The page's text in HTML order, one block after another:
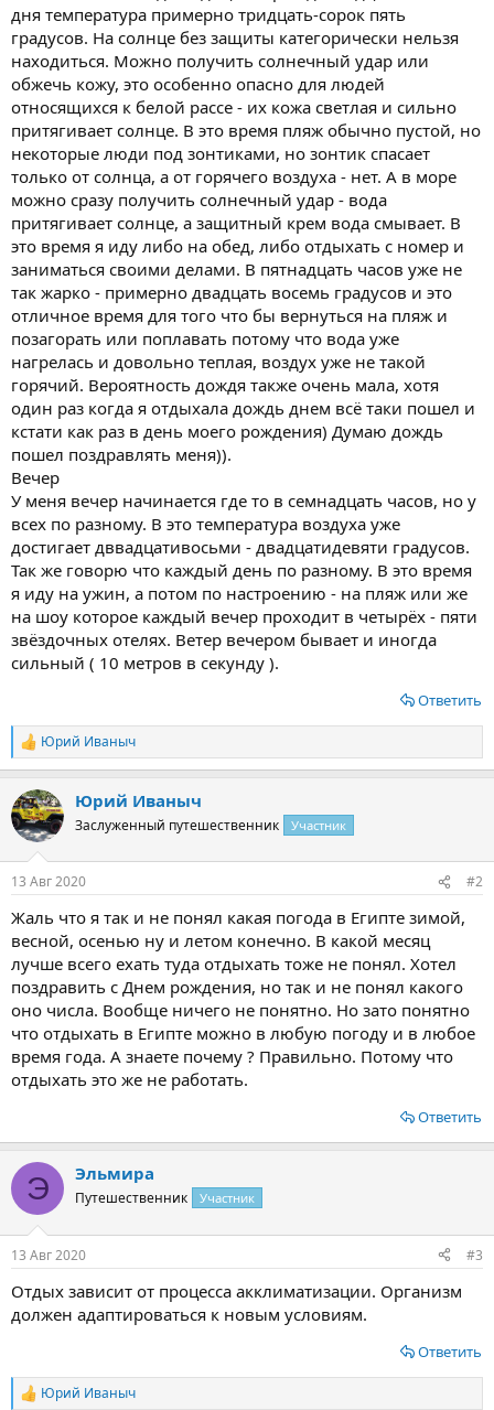
дня температура примерно тридцать-сорок пять
градусов. На солнце без защиты категорически нельзя
находиться. Можно получить солнечный удар или
обжечь кожу, это особенно опасно для людей
относящихся к белой рассе - их кожа светлая и сильно
притягивает солнце. В это время пляж обычно пустой, но
некоторые люди под зонтиками, но зонтик спасает
только от солнца, а от горячего воздуха - нет. А в море
можно сразу получить солнечный удар - вода
притягивает солнце, а защитный крем вода смывает. В
это время я иду либо на обед, либо отдыхать с номер и
заниматься своими делами. В пятнадцать часов уже не
так жарко - примерно двадцать восемь градусов и это
отличное время для того что бы вернуться на пляж и
позагорать или поплавать потому что вода уже
нагрелась и довольно теплая, воздух уже не такой
горячий. Вероятность дождя также очень мала, хотя
один раз когда я отдыхала дождь днем всё таки пошел и
кстати как раз в день моего рождения) Думаю дождь
пошел поздравлять меня)).
Вечер
У меня вечер начинается где то в семнадцать часов, но у
всех по разному. В это температура воздуха уже
достигает дввадцативосьми - двадцатидевяти градусов.
Так же говорю что каждый день по разному. В это время
я иду на ужин, а потом по настроению - на пляж или же
на шоу которое каждый вечер проходит в четырёх - пяти
звёздочных отелях. Ветер вечером бывает и иногда
сильный ( 10 метров в секунду ).
Ответить
Р
е
к
ц
и
Юрий Иваныч
Юрий Иваныч
Заслуженный путешественник Участник
13 Авг 2020 #2
Жаль что я так и не понял какая погода в Египте зимой,
весной, осенью ну и летом конечно. В какой месяц
лучше всего ехать туда отдыхать тоже не понял. Хотел
поздравить с Днем рождения, но так и не понял какого
оно числа. Вообще ничего не понятно. Но зато понятно
что отдыхать в Египте можно в любую погоду и в любое
время года. А знаете почему ? Правильно. Потому что
отдыхать это же не работать.
Ответить
Э Эльмира
Путешественник Участник
13 Авг 2020 #3
Отдых зависит от процесса акклиматизации. Организм
должен адаптироваться к новым условиям.
Ответить
Р
Юрий Иваныч